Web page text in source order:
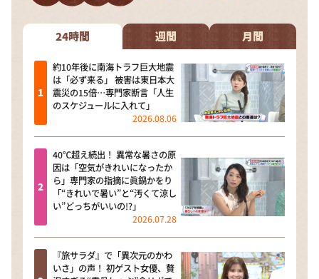
24時間 週間 月間
約10年後に南海トラフ巨大地震
は「必ず来る」 被害は東日本大
震災の15倍…専門家断言「人生
のスケジュールに入れて」
2026.08.06
40℃超え続出！ 異常な暑さの原
因は「空気がきれいになったか
ら」専門家の指摘に眞鍋かをり
「“きれいで暑い”と“汚くて涼し
い”どっちがいいの!?」
2026.07.28
『旅サラダ』で「異次元のかわ
いさ」の声！ 初ゲスト女優、贅